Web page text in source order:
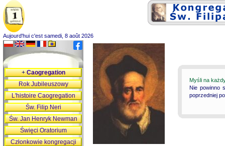
Aujourd'hui c'est samedi, 8 août 2026
Myśli na
Nie powinno
poprzedniej
+Caogregation
Rok Jubileuszowy
L'histoire Caogregation
Św. Filip Neri
Św. Jan Henryk Newman
Święci Oratorium
Członkowie kongregacji